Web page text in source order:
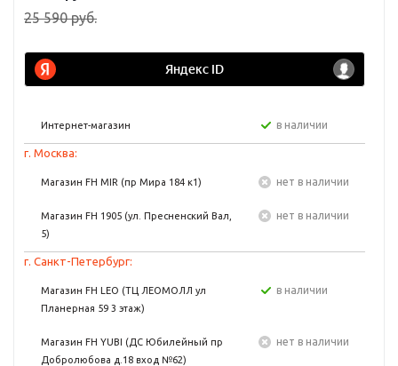
25 590руб.
Интернет-магазин в наличии
г. Москва:
Магазин FH MIR (пр Мира 184 к1) Нет в наличии
Магазин FH 1905 (ул. Пресненский Вал,
5)
Нет в наличии
г. Санкт-Петербург:
Магазин FH LEO (ТЦ ЛЕОМОЛЛ ул
Планерная 59 3 этаж)
в наличии
Магазин FH YUBI (ДС Юбилейный пр
Добролюбова д.18 вход №62)
Нет в наличии